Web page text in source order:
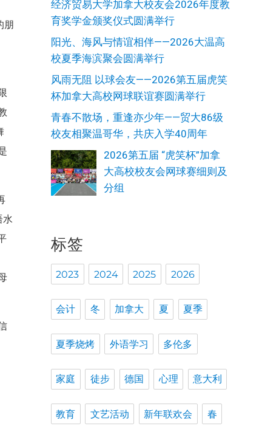
朋
水
经济贸易大学加拿大校友会2026年度教
育奖学金颁奖仪式圆满举行
阳光、海风与情谊相伴——2026大温高
校夏季海滨聚会圆满举行
风雨无阻 以球会友——2026第五届虎笑
杯加拿大高校网球联谊赛圆满举行
青春不散场，重逢亦少年——贸大86级
校友相聚温哥华，共庆入学40周年
2026第五届 “虎笑杯”加拿
大高校校友会网球赛细则及
分组
标签
2023 2024 2025 2026
会计 冬 加拿大 夏 夏季
夏季烧烤 外语学习 多伦多
家庭 徒步 德国 心理 意大利
教育 文艺活动 新年联欢会 春